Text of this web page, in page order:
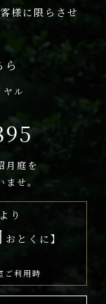
様に限らさせ
ル
月庭を
せ。
り
おとくに】
利用時